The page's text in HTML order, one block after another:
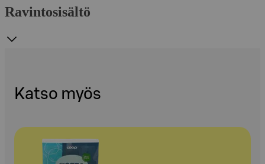
Ravintosisältö
Katso myös